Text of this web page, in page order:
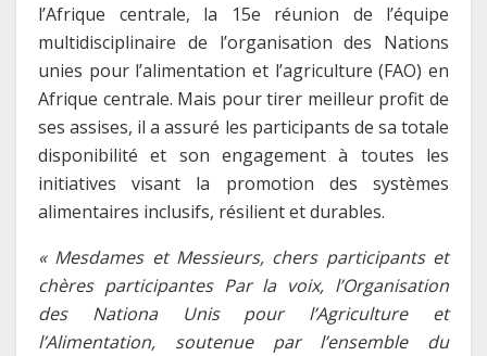
l’Afrique centrale, la 15e réunion de l’équipe
multidisciplinaire de l’organisation des Nations
unies pour l’alimentation et l’agriculture (FAO) en
Afrique centrale. Mais pour tirer meilleur profit de
ses assises, il a assuré les participants de sa totale
disponibilité et son engagement à toutes les
initiatives visant la promotion des systèmes
alimentaires inclusifs, résilient et durables.
« Mesdames et Messieurs, chers participants et
chères participantes Par la voix, l’Organisation
des Nationa Unis pour l’Agriculture et
l’Alimentation, soutenue par l’ensemble du